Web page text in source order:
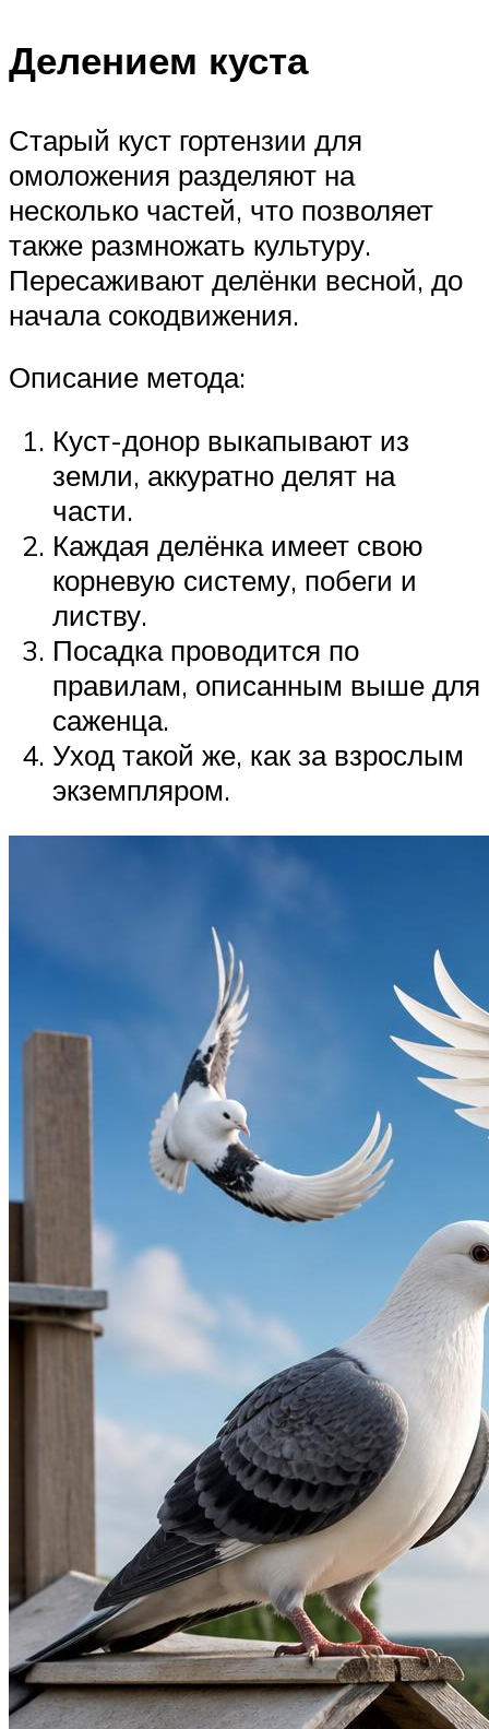
Делением куста
Старый куст гортензии для
омоложения разделяют на
несколько частей, что позволяет
также размножать культуру.
Пересаживают делёнки весной, до
начала сокодвижения.
Описание метода:
Куст-донор выкапывают из
земли, аккуратно делят на
части.
Каждая делёнка имеет свою
корневую систему, побеги и
листву.
Посадка проводится по
правилам, описанным выше для
саженца.
Уход такой же, как за взрослым
экземпляром.